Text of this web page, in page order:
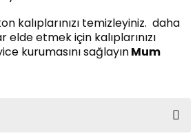
kalıplarınızı temizleyiniz. daha
etmek için kalıplarınızı
kurumasını sağlayınMum